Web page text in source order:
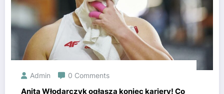
Admin 0 Comments
Anita Włodarczyk ogłasza koniec kariery! Co